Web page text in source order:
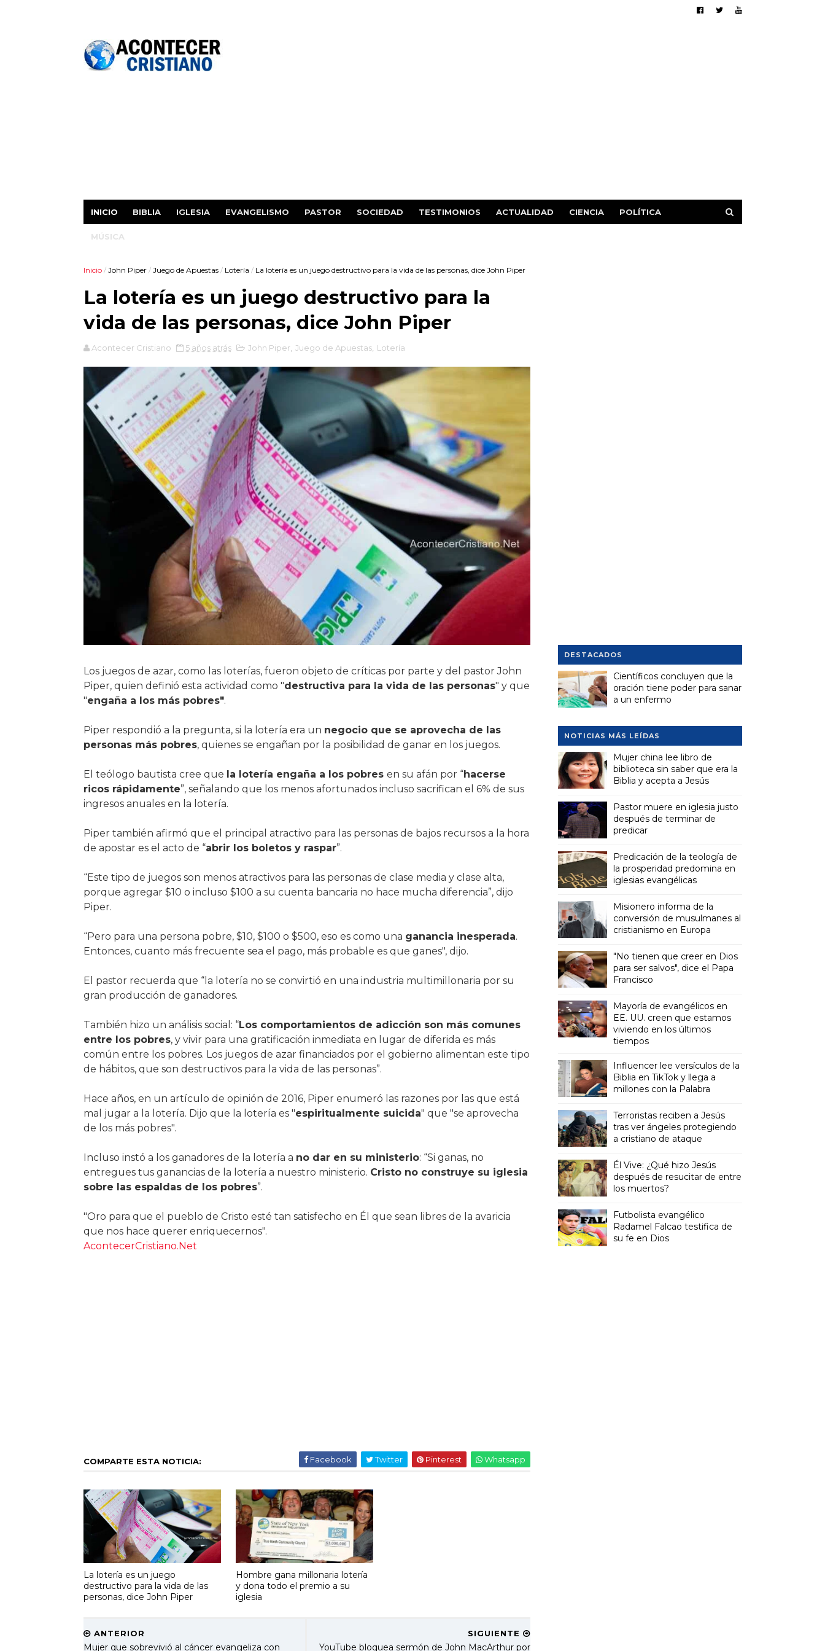
INICIO BIBLIA IGLESIA EVANGELISMO PASTOR SOCIEDAD TESTIMONIOS ACTUALIDAD CIENCIA POLÍTICA
MÚSICA
Inicio / John Piper / Juego de Apuestas / Lotería / La lotería es un juego destructivo para la vida de las personas, dice John Piper
La lotería es un juego destructivo para la
vida de las personas, dice John Piper
Acontecer Cristiano 5 años atrás John Piper Juego de Apuestas, Lotería
Los juegos de azar, como las loterías, fueron objeto de críticas por parte y del pastor John
Piper, quien definió esta actividad como "destructiva para la vida de las personas" y que
"engaña a los más pobres".
Piper respondió a la pregunta, si la lotería era un negocio que se aprovecha de las
personas más pobres, quienes se engañan por la posibilidad de ganar en los juegos.
El teólogo bautista cree que la lotería engaña a los pobres en su afán por “hacerse
ricos rápidamente”, señalando que los menos afortunados incluso sacrifican el 6% de sus
ingresos anuales en la lotería.
Piper también afirmó que el principal atractivo para las personas de bajos recursos a la hora
de apostar es el acto de “abrir los boletos y raspar”.
“Este tipo de juegos son menos atractivos para las personas de clase media y clase alta,
porque agregar $10 o incluso $100 a su cuenta bancaria no hace mucha diferencia”, dijo
Piper.
“Pero para una persona pobre, $10, $100 o $500, eso es como una ganancia inesperada.
Entonces, cuanto más frecuente sea el pago, más probable es que ganes", dijo.
El pastor recuerda que “la lotería no se convirtió en una industria multimillonaria por su
gran producción de ganadores.
También hizo un análisis social: “Los comportamientos de adicción son más comunes
entre los pobres, y vivir para una gratificación inmediata en lugar de diferida es más
común entre los pobres. Los juegos de azar financiados por el gobierno alimentan este tipo
de hábitos, que son destructivos para la vida de las personas”.
Hace años, en un artículo de opinión de 2016, Piper enumeró las razones por las que está
mal jugar a la lotería. Dijo que la lotería es "espiritualmente suicida" que "se aprovecha
de los más pobres".
Incluso instó a los ganadores de la lotería a no dar en su ministerio: “Si ganas, no
entregues tus ganancias de la lotería a nuestro ministerio. Cristo no construye su iglesia
sobre las espaldas de los pobres”.
"Oro para que el pueblo de Cristo esté tan satisfecho en Él que sean libres de la avaricia
que nos hace querer enriquecernos".
AcontecerCristiano.Net
COMPARTE ESTA NOTICIA: Facebook Twitter Pinterest Whatsapp
La lotería es un juego
destructivo para la vida de las
personas, dice John Piper
Hombre gana millonaria lotería
y dona todo el premio a su
iglesia
SIGUIENTE
YouTube bloquea sermón de John MacArthur por
ANTERIOR
Mujer que sobrevivió al cáncer evangeliza con
DESTACADOS
Científicos concluyen que la
oración tiene poder para sanar
a un enfermo
NOTICIAS MÁS LEÍDAS
Mujer china lee libro de
biblioteca sin saber que era la
Biblia y acepta a Jesús
Pastor muere en iglesia justo
después de terminar de
predicar
Predicación de la teología de
la prosperidad predomina en
iglesias evangélicas
Misionero informa de la
conversión de musulmanes al
cristianismo en Europa
"No tienen que creer en Dios
para ser salvos", dice el Papa
Francisco
Mayoría de evangélicos en
EE. UU. creen que estamos
viviendo en los últimos
tiempos
Influencer lee versículos de la
Biblia en TikTok y llega a
millones con la Palabra
Terroristas reciben a Jesús
tras ver ángeles protegiendo
a cristiano de ataque
Él Vive: ¿Qué hizo Jesús
después de resucitar de entre
los muertos?
Futbolista evangélico
Radamel Falcao testifica de
su fe en Dios